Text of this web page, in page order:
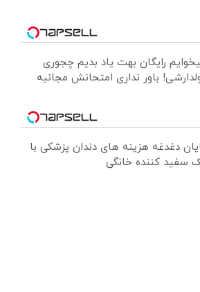
رایگان بهت یاد بدیم چجوری
باور نداری امتحانش مجانیه
دغدغه هزینه های دندان پزشکی با
سفید کننده خانگی